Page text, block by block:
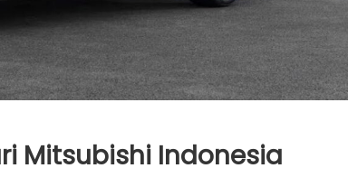
Mitsubishi Indonesia